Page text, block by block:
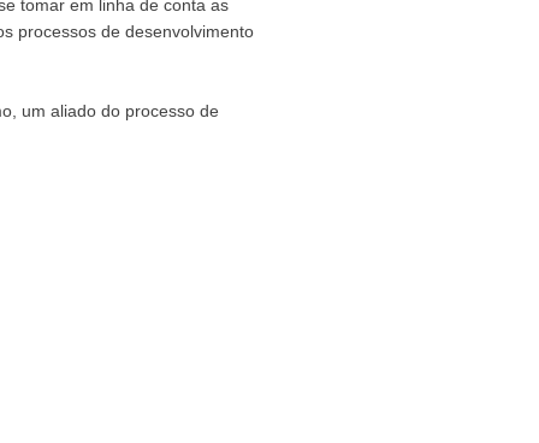
tomar em linha de conta as
processos de desenvolvimento
um aliado do processo de